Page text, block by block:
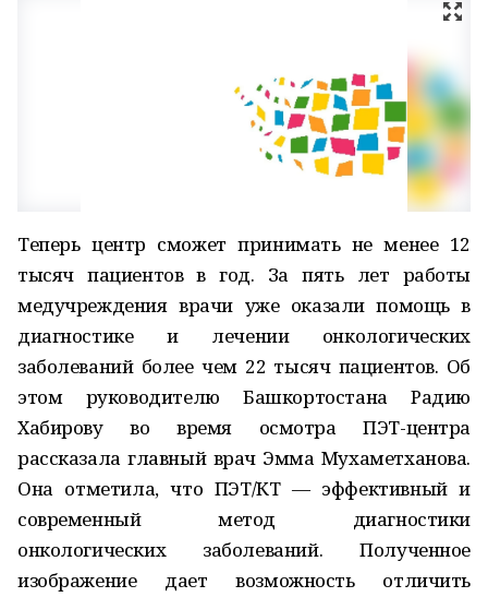
Теперь центр сможет принимать не менее 12
тысяч пациентов в год. За пять лет работы
медучреждения врачи уже оказали помощь в
диагностике и лечении онкологических
заболеваний более чем 22 тысяч пациентов. Об
этом руководителю Башкортостана Радию
Хабирову во время осмотра ПЭТ-центра
рассказала главный врач Эмма Мухаметханова.
Она отметила, что ПЭТ/КТ — эффективный и
современный метод диагностики
онкологических заболеваний. Полученное
изображение дает возможность отличить